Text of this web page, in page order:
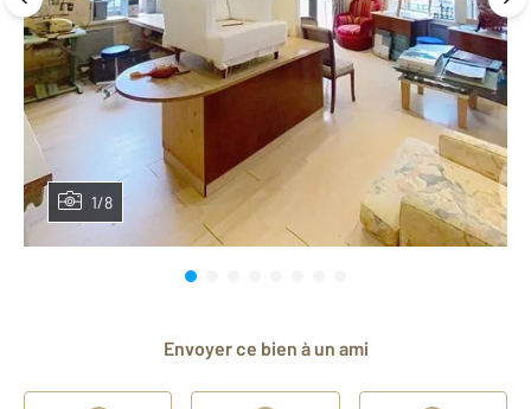
1/8
Envoyer ce bien à un ami